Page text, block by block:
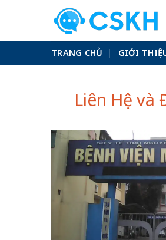
TRANG CHỦ GIỚI
Liên Hệ và